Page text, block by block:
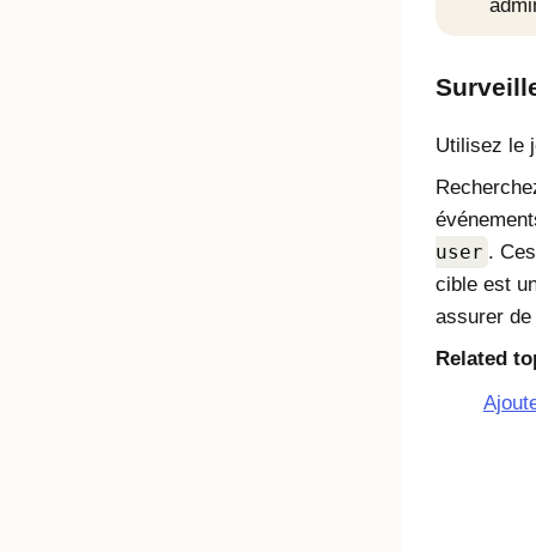
Utilisez le
user .
cible est
assurer
Related